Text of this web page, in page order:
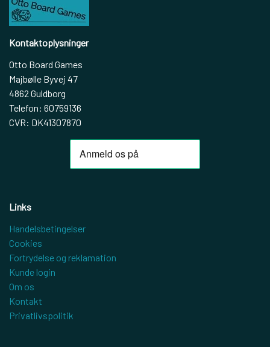
Kontaktoplysninger
Otto Board Games
Majbølle Byvej 47
4862 Guldborg
Telefon: 60759136
CVR: DK41307870
Links
Handelsbetingelser
Cookies
Fortrydelse og reklamation
Kunde login
Om os
Kontakt
Privatlivspolitik